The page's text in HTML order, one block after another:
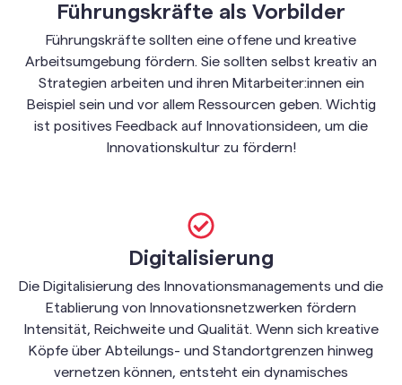
Führungskräfte als Vorbilder
Führungskräfte sollten eine offene und kreative
Arbeitsumgebung fördern. Sie sollten selbst kreativ an
Strategien arbeiten und ihren Mitarbeiter:innen ein
Beispiel sein und vor allem Ressourcen geben. Wichtig
ist positives Feedback auf Innovationsideen, um die
Innovationskultur zu fördern!
Digitalisierung
Die Digitalisierung des Innovationsmanagements und die
Etablierung von Innovationsnetzwerken fördern
Intensität, Reichweite und Qualität. Wenn sich kreative
Köpfe über Abteilungs- und Standortgrenzen hinweg
vernetzen können, entsteht ein dynamisches